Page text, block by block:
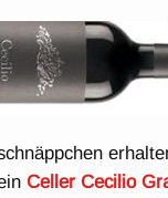
Celler Cecilio